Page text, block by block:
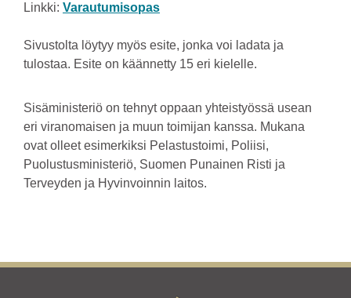
Linkki: Varautumisopas
Sivustolta löytyy myös esite, jonka voi ladata ja
tulostaa. Esite on käännetty 15 eri kielelle.
Sisäministeriö on tehnyt oppaan yhteistyössä usean
eri viranomaisen ja muun toimijan kanssa. Mukana
ovat olleet esimerkiksi Pelastustoimi, Poliisi,
Puolustusministeriö, Suomen Punainen Risti ja
Terveyden ja Hyvinvoinnin laitos.